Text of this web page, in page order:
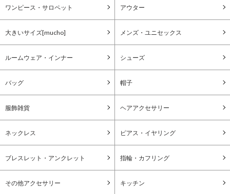
ワンピース・サロペット アウター
大きいサイズ[mucho] メンズ・ユニセックス
ルームウェア・インナー シューズ
バッグ 帽子
服飾雑貨 ヘアアクセサリー
ネックレス ピアス・イヤリング
ブレスレット・アンクレット 指輪・カフリング
その他アクセサリー キッチン